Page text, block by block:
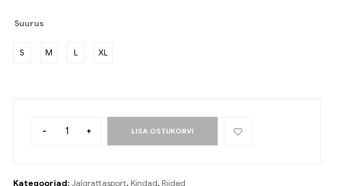
Suurus
S M L XL
- + LISA OSTUKORVI
Kategooriad: Jalgrattasport, Kindad, Riided